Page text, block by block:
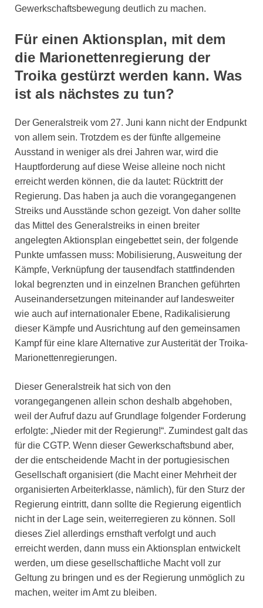
Gewerkschaftsbewegung deutlich zu machen.
Für einen Aktionsplan, mit dem
die Marionettenregierung der
Troika gestürzt werden kann. Was
ist als nächstes zu tun?
Der Generalstreik vom 27. Juni kann nicht der Endpunkt
von allem sein. Trotzdem es der fünfte allgemeine
Ausstand in weniger als drei Jahren war, wird die
Hauptforderung auf diese Weise alleine noch nicht
erreicht werden können, die da lautet: Rücktritt der
Regierung. Das haben ja auch die vorangegangenen
Streiks und Ausstände schon gezeigt. Von daher sollte
das Mittel des Generalstreiks in einen breiter
angelegten Aktionsplan eingebettet sein, der folgende
Punkte umfassen muss: Mobilisierung, Ausweitung der
Kämpfe, Verknüpfung der tausendfach stattfindenden
lokal begrenzten und in einzelnen Branchen geführten
Auseinandersetzungen miteinander auf landesweiter
wie auch auf internationaler Ebene, Radikalisierung
dieser Kämpfe und Ausrichtung auf den gemeinsamen
Kampf für eine klare Alternative zur Austerität der Troika-
Marionettenregierungen.
Dieser Generalstreik hat sich von den
vorangegangenen allein schon deshalb abgehoben,
weil der Aufruf dazu auf Grundlage folgender Forderung
erfolgte: „Nieder mit der Regierung!“. Zumindest galt das
für die CGTP. Wenn dieser Gewerkschaftsbund aber,
der die entscheidende Macht in der portugiesischen
Gesellschaft organisiert (die Macht einer Mehrheit der
organisierten Arbeiterklasse, nämlich), für den Sturz der
Regierung eintritt, dann sollte die Regierung eigentlich
nicht in der Lage sein, weiterregieren zu können. Soll
dieses Ziel allerdings ernsthaft verfolgt und auch
erreicht werden, dann muss ein Aktionsplan entwickelt
werden, um diese gesellschaftliche Macht voll zur
Geltung zu bringen und es der Regierung unmöglich zu
machen, weiter im Amt zu bleiben.